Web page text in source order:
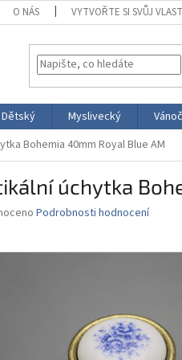
O NÁS VYTVOŘTE SI SVŮJ
Dětský Myslivecký
Bohemia 40mm Royal Blue AM
úchytka
Podrobnosti hodnocení